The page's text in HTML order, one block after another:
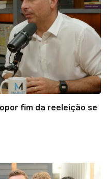
fim da reeleição se